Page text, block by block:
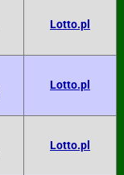
Lotto.pl
Lotto.pl
Lotto.pl